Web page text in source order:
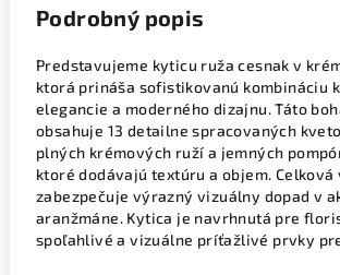
Podrobný popis
Predstavujeme kyticu ruža cesnak v
ktorá prináša sofistikovanú kombináciu
elegancie a moderného dizajnu. Táto
obsahuje 13 detailne spracovaných
plných krémových ruží a jemných
ktoré dodávajú textúru a objem. Celková
zabezpečuje výrazný vizuálny dopad v
aranžmáne. Kytica je navrhnutá pre
spoľahlivé a vizuálne príťažlivé prvky